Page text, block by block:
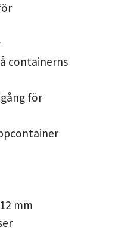
containerns
för
mm